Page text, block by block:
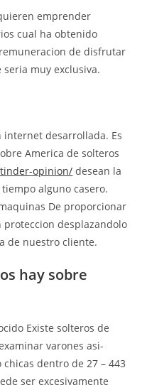
emprender
cual ha obtenido
de disfrutar
muy exclusiva.
internet desarrollada. Es
America de solteros
opinion/ desean la
alguno casero.
De proporcionar
desplazandolo
de nuestro cliente.
hay sobre
Existe solteros de
varones asi­
dentro de 27 – 443
ser excesivamente